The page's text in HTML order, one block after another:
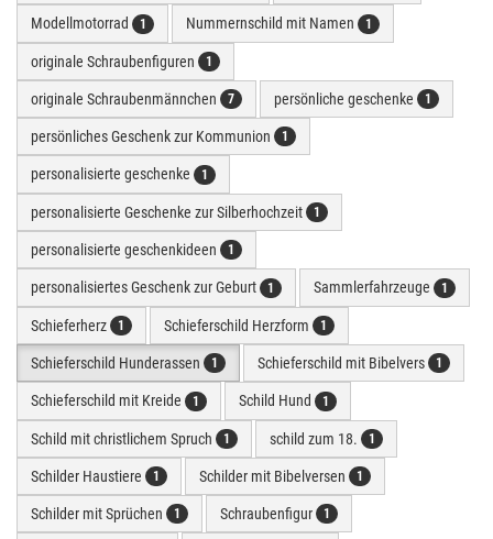
Modellmotorrad 1 Nummernschild mit Namen 1
originale Schraubenfiguren 1
originale Schraubenmännchen 7 persönliche geschenke 1
persönliches Geschenk zur Kommunion 1
personalisierte geschenke 1
personalisierte Geschenke zur Silberhochzeit 1
personalisierte geschenkideen 1
personalisiertes Geschenk zur Geburt 1 Sammlerfahrzeuge 1
Schieferherz 1 Schieferschild Herzform 1
Schieferschild Hunderassen 1 Schieferschild mit Bibelvers 1
Schieferschild mit Kreide 1 Schild Hund 1
Schild mit christlichem Spruch 1 schild zum 18. 1
Schilder Haustiere 1 Schilder mit Bibelversen 1
Schilder mit Sprüchen 1 Schraubenfigur 1